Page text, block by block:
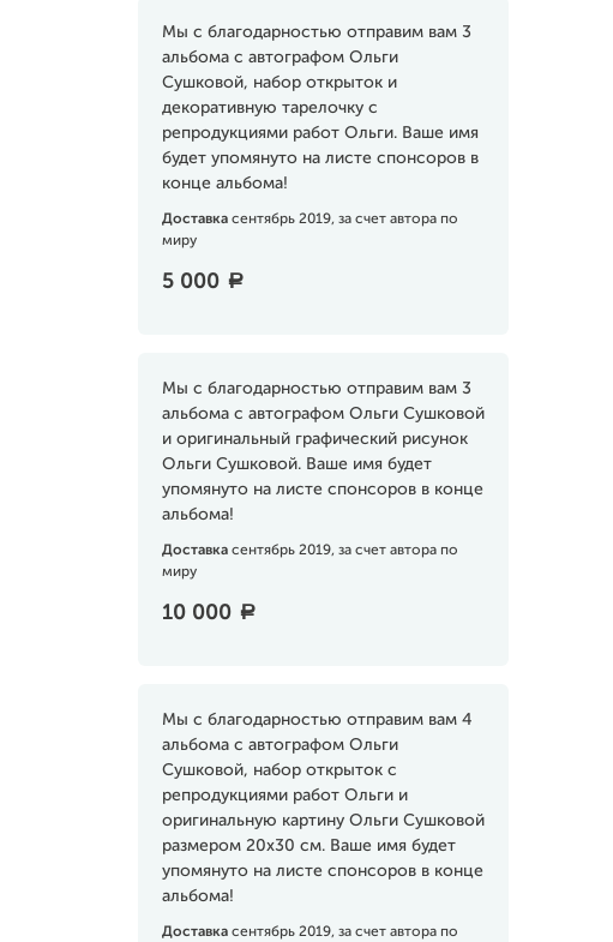
Мы с благодарностью отправим вам 3
альбома с автографом Ольги
Сушковой, набор открыток и
декоративную тарелочку с
репродукциями работ Ольги. Ваше имя
будет упомянуто на листе спонсоров в
конце альбома!
Доставка сентябрь 2019, за счет автора по
миру
5 000 a
Мы с благодарностью отправим вам 3
альбома с автографом Ольги Сушковой
и оригинальный графический рисунок
Ольги Сушковой. Ваше имя будет
упомянуто на листе спонсоров в конце
альбома!
Доставка сентябрь 2019, за счет автора по
миру
10 000 a
Мы с благодарностью отправим вам 4
альбома с автографом Ольги
Сушковой, набор открыток с
репродукциями работ Ольги и
оригинальную картину Ольги Сушковой
размером 20х30 см. Ваше имя будет
упомянуто на листе спонсоров в конце
альбома!
Доставка сентябрь 2019, за счет автора по